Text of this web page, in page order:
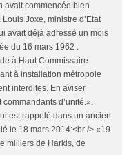
avait commencée bien
Joxe, ministre d’Etat
avait déjà adressé un mois
du 16 mars 1962 :
à Haut Commissaire
à installation métropole
interdites. En aviser
d’unité.».
est rappelé dans un ancien
le 18 mars 2014:<br /> «19
milliers de Harkis, de